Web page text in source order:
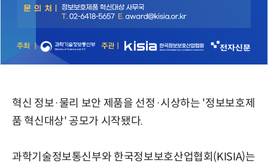
혁신 정보·물리 보안 제품을 선정·시상하는 '정보보호제
품 혁신대상' 공모가 시작됐다.
과학기술정보통신부와 한국정보보호산업협회(KISIA)는